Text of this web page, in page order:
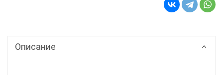
Описание